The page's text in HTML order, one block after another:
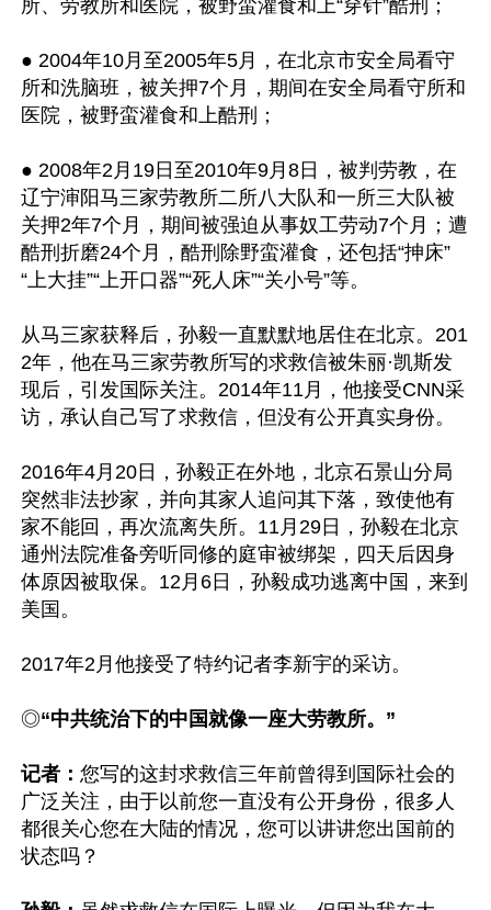
所、劳教所和医院，被野蛮灌食和上“穿针”酷刑；
● 2004年10月至2005年5月，在北京市安全局看守
所和洗脑班，被关押7个月，期间在安全局看守所和
医院，被野蛮灌食和上酷刑；
● 2008年2月19日至2010年9月8日，被判劳教，在
辽宁渖阳马三家劳教所二所八大队和一所三大队被
关押2年7个月，期间被强迫从事奴工劳动7个月；遭
酷刑折磨24个月，酷刑除野蛮灌食，还包括“抻床”
“上大挂”“上开口器”“死人床”“关小号”等。
从马三家获释后，孙毅一直默默地居住在北京。201
2年，他在马三家劳教所写的求救信被朱丽·凯斯发
现后，引发国际关注。2014年11月，他接受CNN采
访，承认自己写了求救信，但没有公开真实身份。
2016年4月20日，孙毅正在外地，北京石景山分局
突然非法抄家，并向其家人追问其下落，致使他有
家不能回，再次流离失所。11月29日，孙毅在北京
通州法院准备旁听同修的庭审被绑架，四天后因身
体原因被取保。12月6日，孙毅成功逃离中国，来到
美国。
2017年2月他接受了特约记者李新宇的采访。
◎“中共统治下的中国就像一座大劳教所。”
记者： 您写的这封求救信三年前曾得到国际社会的
广泛关注，由于以前您一直没有公开身份，很多人
都很关心您在大陆的情况，您可以讲讲您出国前的
状态吗？